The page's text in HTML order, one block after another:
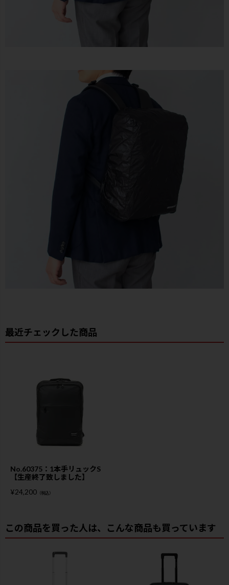
最近チェックした商品
No.60375：1本手リュックS
【生産終了致しました】
¥24,200 （税込）
この商品を買った人は、こんな商品も買っています